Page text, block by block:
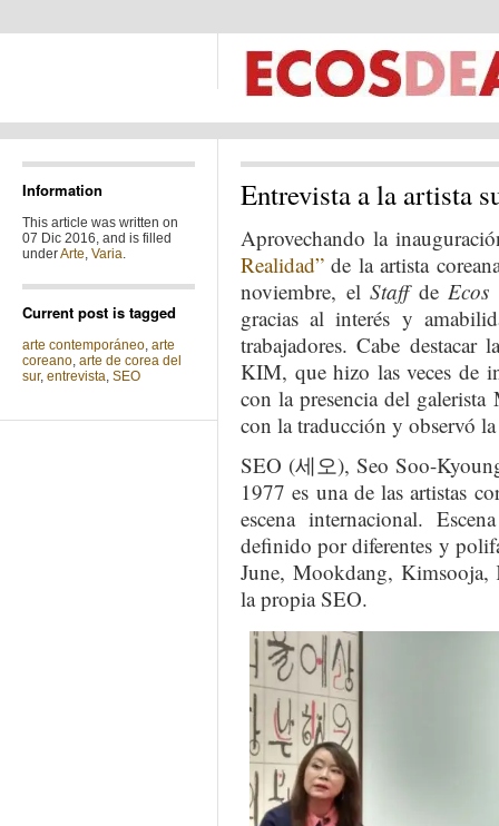
Information
This article was written on
07 Dic 2016, and is filled
underArte, Varia.
Current post is tagged
arte contemporáneo, arte
coreano, arte de corea del
sur, entrevista, SEO
Entrevista a la artista
Aprovechando la
Realidad” de la artista
noviembre, elStaffdeEcos
gracias al interés y
trabajadores. Cabe destacar
KIM, que hizo las veces de
con la presencia del
con la traducción y observó
SEO (세오), Seo Soo-
1977 es una de las artistas
escena internacional.
definido por diferentes y
June, Mookdang, Kimsooja,
la propia SEO.